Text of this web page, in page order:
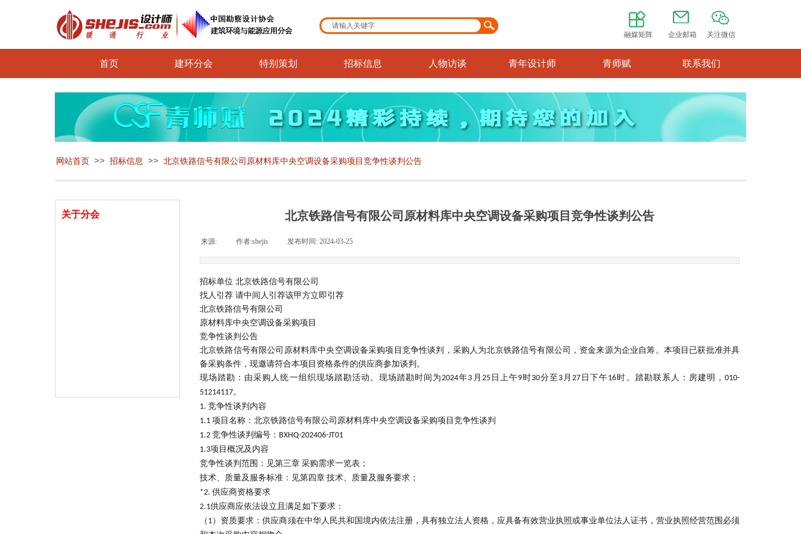
融媒矩阵 企业邮箱 关注微信
首页 建环分会 特别策划 招标信息 人物访谈 青年设计师 青师赋 联系我们
网站首页 >> 招标信息 >> 北京铁路信号有限公司原材料库中央空调设备采购项目竞争性谈判公告
北京铁路信号有限公司原材料库中央空调设备采购项目竞争性谈判公告
来源: 作者:shejis 发布时间: 2024-03-25
招标单位 北京铁路信号有限公司
找人引荐 请中间人引荐该甲方立即引荐
北京铁路信号有限公司
原材料库中央空调设备采购项目
竞争性谈判公告
北京铁路信号有限公司原材料库中央空调设备采购项目竞争性谈判，采购人为北京铁路信号有限公司，资金来源为企业自筹。本项目已获批准并具
备采购条件，现邀请符合本项目资格条件的供应商参加谈判。
现场踏勘：由采购人统一组织现场踏勘活动。现场踏勘时间为2024年3 月 25日上午9时30分至 3 月27 日下午16时。踏勘联系人：房建明，010-
51214117。
1. 竞争性谈判内容
1.1 项目名称：北京铁路信号有限公司原材料库中央空调设备采购项目竞争性谈判
1.2 竞争性谈判编号： BXHQ-202406-JT01
1.3项目概况及内容
竞争性谈判范围：见第三章 采购需求一览表；
技术、质量及服务标准：见第四章 技术、质量及服务要求；
*2. 供应商资格要求
2.1供应商应依法设立且满足如下要求：
（ 1）资质要求：供应商须在中华人民共和国境内依法注册，具有独立法人资格，应具备有效营业执照或事业单位法人证书，营业执照经营范围必须
关于分会